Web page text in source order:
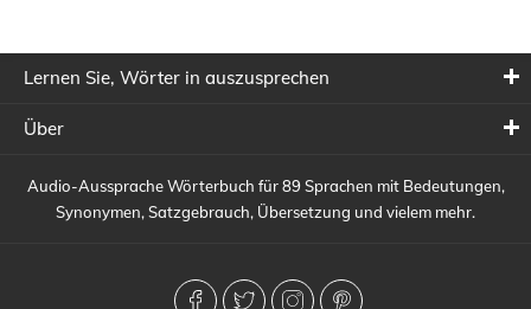
Lernen Sie, Wörter in auszusprechen
Über
Audio-Aussprache Wörterbuch für 89 Sprachen mit Bedeutungen,
Synonymen, Satzgebrauch, Übersetzung und vielem mehr.